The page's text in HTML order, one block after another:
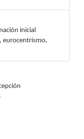
inicial
eurocentrismo,